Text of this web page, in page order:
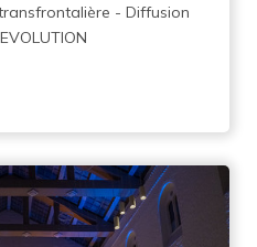
- Diffusion